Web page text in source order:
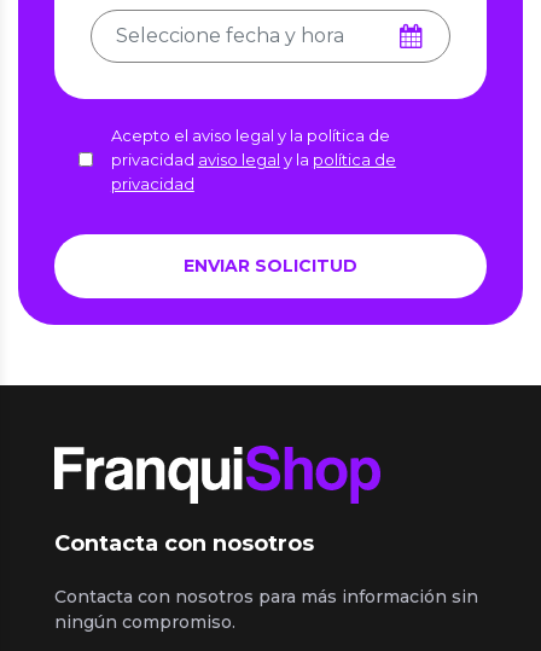
Acepto el aviso legal y la política de
privacidad aviso legal y la política de
privacidad
Contacta con nosotros
Contacta con nosotros para más información sin
ningún compromiso.